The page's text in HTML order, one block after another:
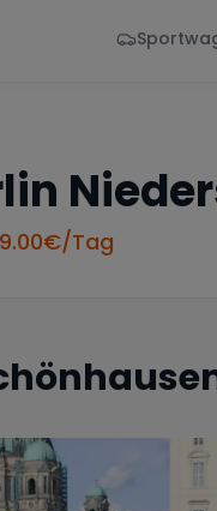
€/Tag